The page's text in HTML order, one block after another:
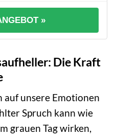
»
Die Kraft
unsere Emotionen
Spruch kann wie
grauen Tag wirken,